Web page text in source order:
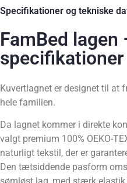
Specifikationer og tekniske
FamBed lagen
specifikationer
Kuvertlagnet er designet til at
hele familien.
Da lagnet kommer i direkte
valgt premium 100% OEKO-
naturligt tekstil, der er
Den tætsiddende pasform